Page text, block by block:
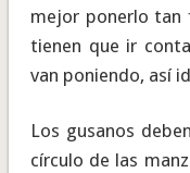
mejor ponerlo tan
tienen que ir
van poniendo, así
Los gusanos
círculo de las